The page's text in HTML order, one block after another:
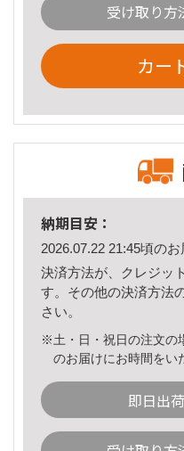
受け取り方
カー
納期目安：
2026.07.22 21:45頃のお
決済方法が、クレジッ
す。その他の決済方法
さい。
※土・日・祝日の注文の
のお届けにお時間をい
即日出